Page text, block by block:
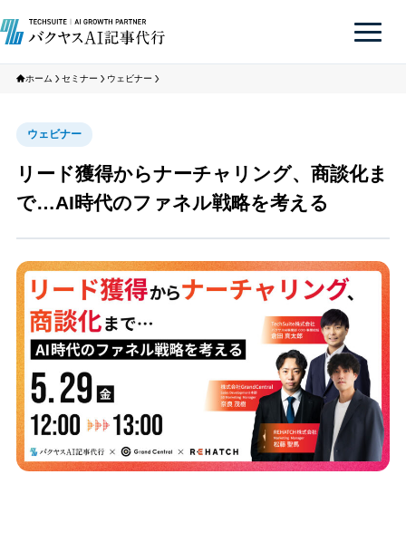
ホーム セミナー ウェビナー
ウェビナー
リード獲得からナーチャリング、商談化ま
で…AI時代のファネル戦略を考える